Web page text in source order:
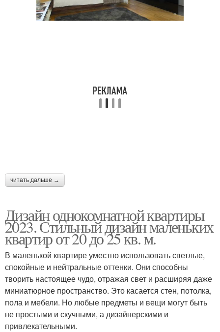
читать дальше →
Дизайн однокомнатной квартиры
2023. Стильный дизайн маленьких
квартир от 20 до 25 кв. м.
В маленькой квартире уместно использовать светлые,
спокойные и нейтральные оттенки. Они способны
творить настоящее чудо, отражая свет и расширяя даже
миниатюрное пространство. Это касается стен, потолка,
пола и мебели. Но любые предметы и вещи могут быть
не простыми и скучными, а дизайнерскими и
привлекательными.